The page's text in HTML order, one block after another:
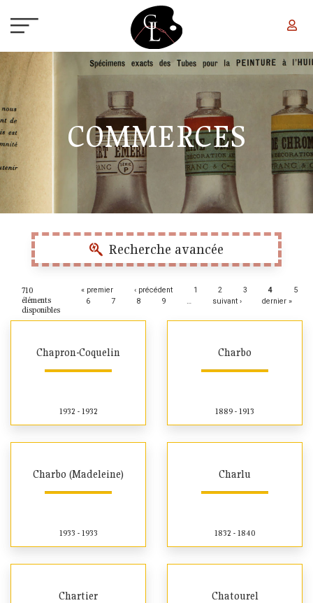
COMMERCES
Recherche avancée
710
éléments
disponibles
Pages
« premier ‹ précédent 1 2 3 4
5
6
7 8 9 … suivant › dernier »
Chapron-Coquelin
1932 - 1932
Charbo
1889 - 1913
Charbo (Madeleine)
1933 - 1933
Charlu
1832 - 1840
Chartier Chatourel